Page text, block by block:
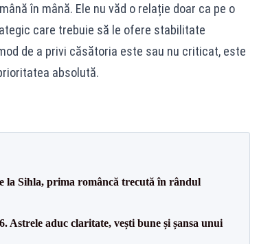
în mână. Ele nu văd o relație doar ca pe o
care trebuie să le ofere stabilitate
de a privi căsătoria este sau nu criticat, este
absolută.
la Sihla, prima româncă trecută în rândul
Astrele aduc claritate, vești bune și șansa unui